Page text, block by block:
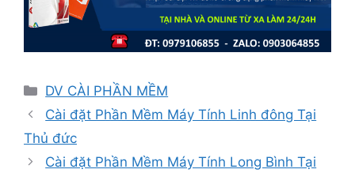
Danh
mục
DV CÀI PHẦN MỀM
Cài đặt Phần Mềm Máy Tính Linh đông Tại
Thủ đức
Cài đặt Phần Mềm Máy Tính Long Bình Tại